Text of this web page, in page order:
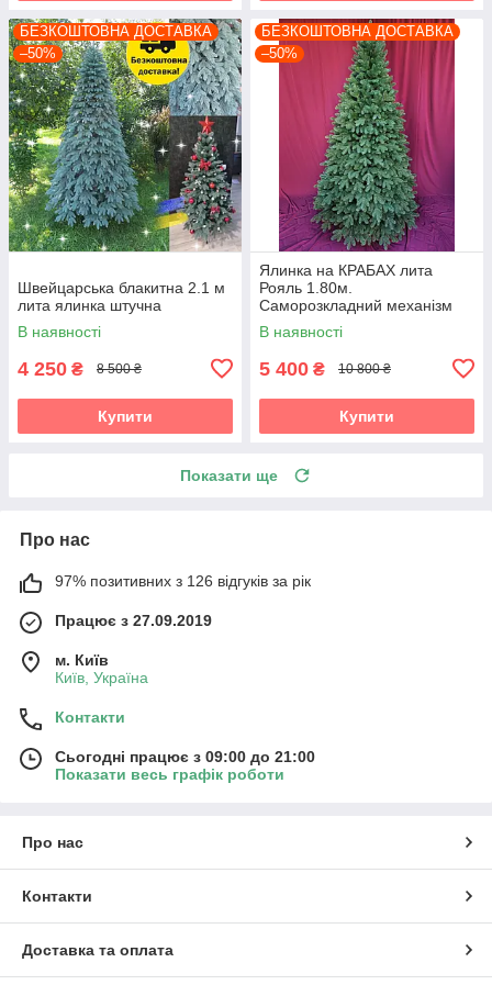
БЕЗКОШТОВНА ДОСТАВКА
–50%
Швейцарська блакитна 2.1 м
лита ялинка штучна
В наявності
4 250 ₴ 8 500 ₴
Купити
БЕЗКОШТОВНА ДОСТАВКА
–50%
Ялинка на КРАБАХ лита
Рояль 1.80м.
Саморозкладний механізм
Umbrella
В наявності
5 400 ₴ 10 800 ₴
Купити
Показати ще
Про нас
97% позитивних з 126 відгуків за рік
Працює з 27.09.2019
м. Київ
Київ, Україна
Контакти
Сьогодні працює з 09:00 до 21:00
Показати весь графік роботи
Про нас
Контакти
Доставка та оплата